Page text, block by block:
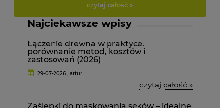
czytaj całość »
Najciekawsze wpisy
Łączenie drewna w praktyce:
porównanie metod, kosztów i
zastosowań (2026)
29-07-2026 , artur
czytaj całość »
Zaślepki do maskowania sęków – idealne